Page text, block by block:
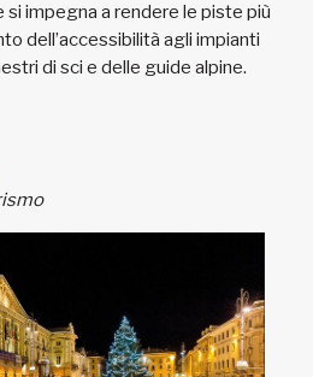
si impegna a rendere le piste più
dell’accessibilità agli impianti
di sci e delle guide alpine.